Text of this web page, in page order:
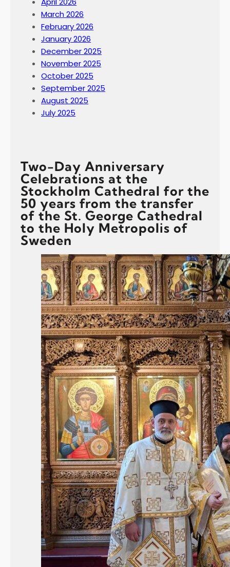
March 2026
February 2026
January 2026
December 2025
November 2025
October 2025
September 2025
August 2025
July 2025
Two-Day Anniversary
Celebrations at the
Stockholm Cathedral for the
50 years from the transfer
of the St. George Cathedral
to the Holy Metropolis of
Sweden